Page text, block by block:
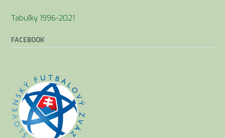
Tabuľky 1996-2021
FACEBOOK